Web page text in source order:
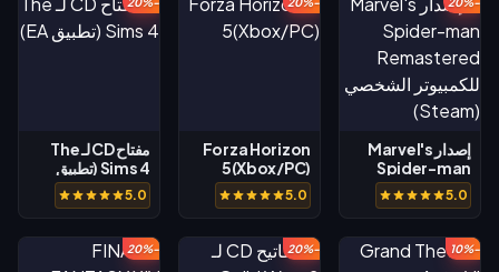
إصدار Marvel's
Spider-man
Remastered
للكمبيوتر الشخصي
5.0
Forza Horizon
5(Xbox/PC)
5.0
مفتاح CD لـ The
Sims 4 (تطبيق
EA)
5.0
-10%
-20%
-20%